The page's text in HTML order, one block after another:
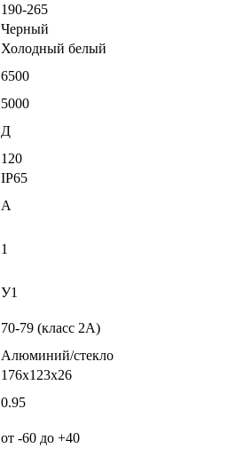
190-265
Черный
Холодный белый
6500
5000
Д
120
IP65
A
1
У1
70-79 (класс 2A)
Алюминий/стекло
176х123х26
0.95
от -60 до +40